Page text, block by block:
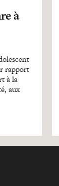
à
rapport
à la
aux